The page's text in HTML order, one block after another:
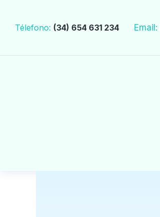
Télefono: (34) 654 631 234 Email: